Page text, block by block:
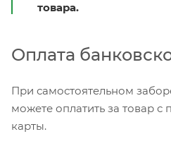
товара.
Оплата
При самостоятельном
можете оплатить за товар
карты.